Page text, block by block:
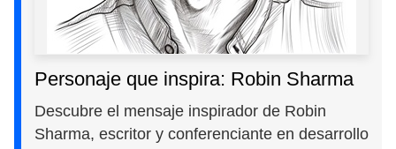
Personaje que inspira: Robin Sharma
Descubre el mensaje inspirador de Robin
Sharma, escritor y conferenciante en desarrollo